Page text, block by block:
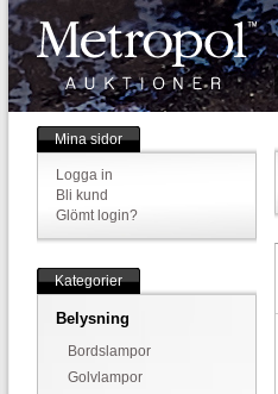
Mina sidor
Logga in
Bli kund
Glömt login?
Kategorier
Belysning
Bordslampor
Golvlampor